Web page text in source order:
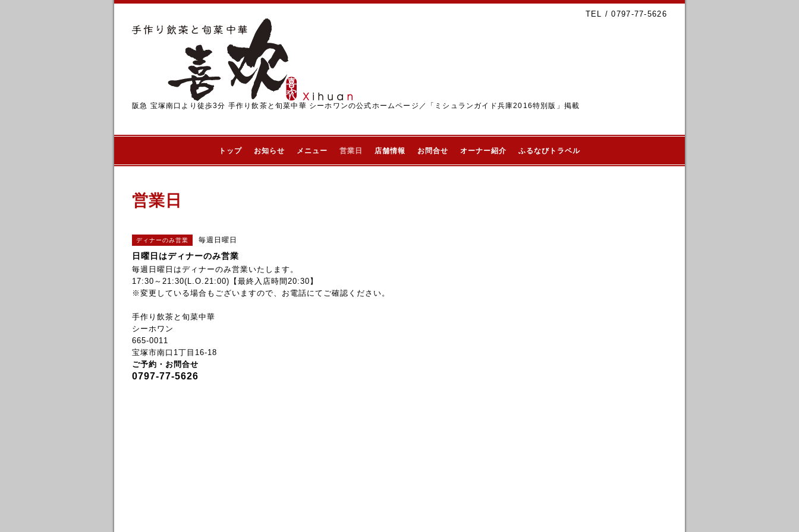
TEL / 0797-77-5626
阪急 宝塚南口より徒歩3分 手作り飲茶と旬菜中華 シーホワンの公式ホームページ／「ミシュランガイド兵庫2016特別版」掲載
トップ お知らせ メニュー 営業日 店舗情報 お問合せ オーナー紹介 ふるなびトラベル
営業日
ディナーのみ営業 毎週日曜日
日曜日はディナーのみ営業
毎週日曜日はディナーのみ営業いたします。
17:30～21:30(L.O.21:00)【最終入店時間20:30】
※変更している場合もございますので、お電話にてご確認ください。
手作り飲茶と旬菜中華
シーホワン
665-0011
宝塚市南口1丁目16-18
ご予約・お問合せ
0797-77-5626